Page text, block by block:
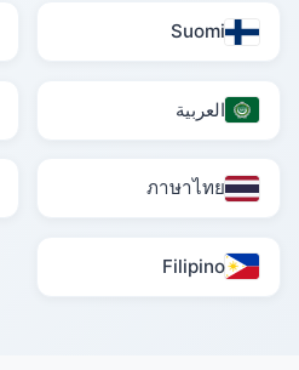
Suomi
العربية
ภาษาไทย
Filipino